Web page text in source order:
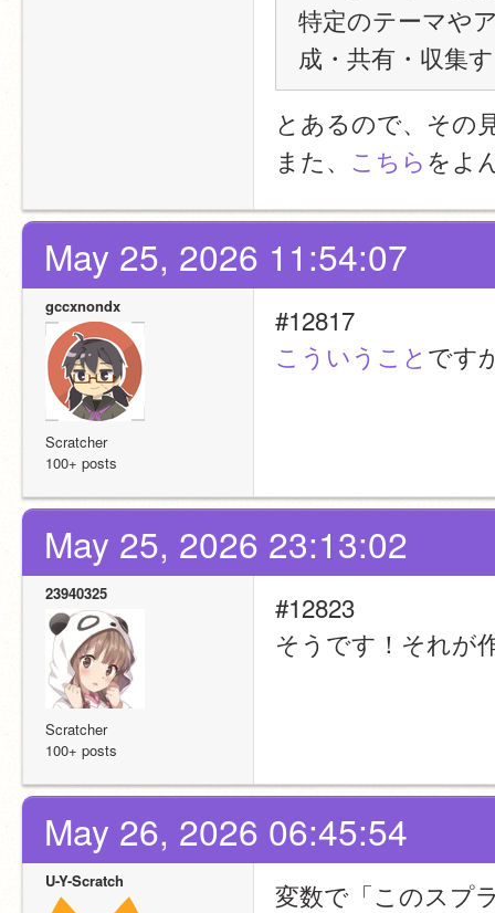
特定のテーマや
成・共有・収集
とあるので、その
また、 こちらをよ
May 25, 2026 11:54:07
gccxnondx
Scratcher
100+ posts
#12817
こういうこと です
May 25, 2026 23:13:02
23940325
Scratcher
100+ posts
#12823
そうです！それが
May 26, 2026 06:45:54
U-Y-Scratch
変数で「このスプ